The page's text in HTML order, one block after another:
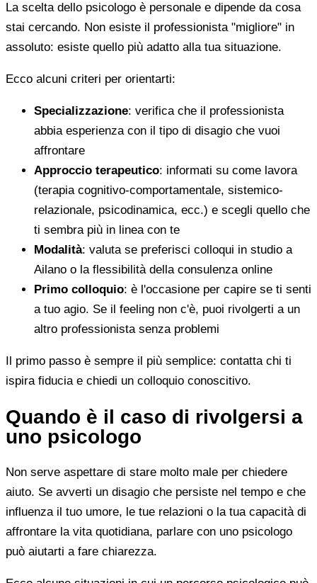
La scelta dello psicologo è personale e dipende da cosa
stai cercando. Non esiste il professionista "migliore" in
assoluto: esiste quello più adatto alla tua situazione.
Ecco alcuni criteri per orientarti:
Specializzazione: verifica che il professionista
abbia esperienza con il tipo di disagio che vuoi
affrontare
Approccio terapeutico: informati su come lavora
(terapia cognitivo-comportamentale, sistemico-
relazionale, psicodinamica, ecc.) e scegli quello che
ti sembra più in linea con te
Modalità: valuta se preferisci colloqui in studio a
Ailano o la flessibilità della consulenza online
Primo colloquio: è l'occasione per capire se ti senti
a tuo agio. Se il feeling non c'è, puoi rivolgerti a un
altro professionista senza problemi
Il primo passo è sempre il più semplice: contatta chi ti
ispira fiducia e chiedi un colloquio conoscitivo.
Quando è il caso di rivolgersi a
uno psicologo
Non serve aspettare di stare molto male per chiedere
aiuto. Se avverti un disagio che persiste nel tempo e che
influenza il tuo umore, le tue relazioni o la tua capacità di
affrontare la vita quotidiana, parlare con uno psicologo
può aiutarti a fare chiarezza.